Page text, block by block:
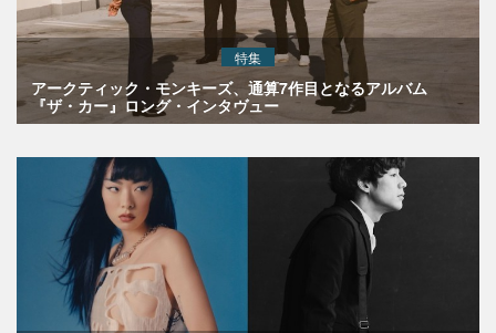
特集
アークティック・モンキーズ、通算7作目となるアルバム
『ザ・カー』ロング・インタヴュー